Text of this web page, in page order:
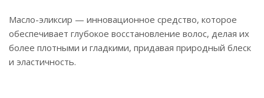
Масло-эликсир — инновационное средство, которое
обеспечивает глубокое восстановление волос, делая их
более плотными и гладкими, придавая природный блеск
и эластичность.